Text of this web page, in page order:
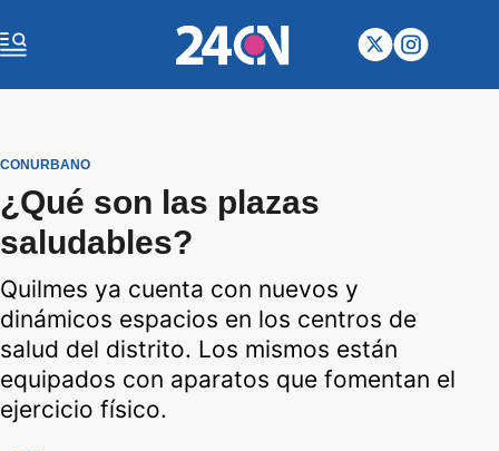
CONURBANO
¿Qué son las plazas
saludables?
Quilmes ya cuenta con nuevos y
dinámicos espacios en los centros de
salud del distrito. Los mismos están
equipados con aparatos que fomentan el
ejercicio físico.